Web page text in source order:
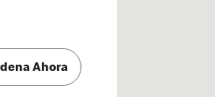
Ahora